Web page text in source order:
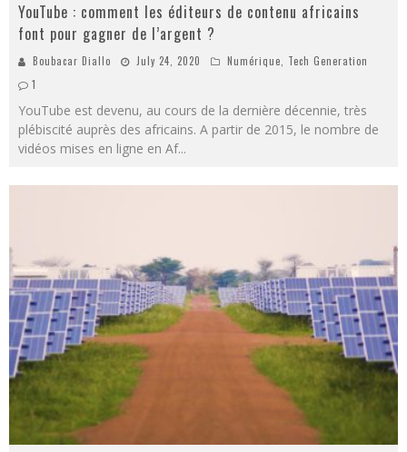
YouTube : comment les éditeurs de contenu africains
font pour gagner de l’argent ?
Boubacar Diallo July 24, 2020 Numérique, Tech Generation
1
YouTube est devenu, au cours de la dernière décennie, très
plébiscité auprès des africains. A partir de 2015, le nombre de
vidéos mises en ligne en Af...